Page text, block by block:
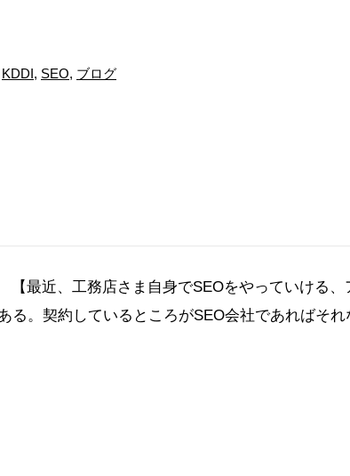
KDDI, SEO, ブログ
最近、工務店さま自身でSEOをやっていける、
る。契約しているところがSEO会社であればそれ